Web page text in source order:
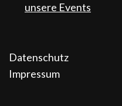
unsere Events
Datenschutz
Impressum